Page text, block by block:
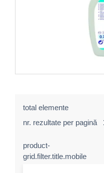
total elemente
nr. rezultate per pagină
product-
grid.filter.title.mobile